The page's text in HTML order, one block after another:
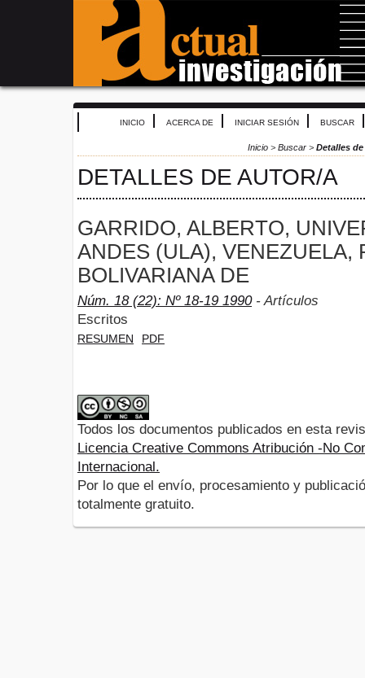
INICIO ACERCA DE INICIAR SESIÓN BUSCAR
Inicio > Buscar > Detalles
DETALLES DE AUTOR/A
GARRIDO, ALBERTO,
ANDES (ULA), VENEZUELA,
BOLIVARIANA DE
Núm. 18 (22): Nº 18-19 1990- Artículos
Escritos
RESUMEN PDF
Todos los documentos publicados en esta
Licencia Creative Commons Atribución -No
Internacional.
Por lo que el envío, procesamiento y
totalmente gratuito.